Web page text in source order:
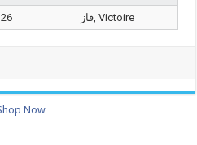
26 فاز, Victoire